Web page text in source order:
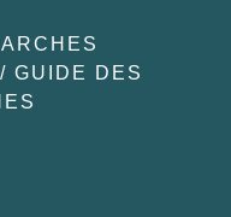
/ GUIDE DES